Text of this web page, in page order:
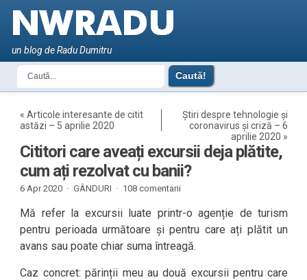
un blog de Radu Dumitru
«Articole interesante de citit
astăzi – 5 aprilie 2020
Știri despre tehnologie și
coronavirus și criză – 6
aprilie 2020 »
Cititori care aveați excursii deja plătite,
cum ați rezolvat cu banii?
6 Apr 2020 · GÂNDURI · 108 comentarii
Mă refer la excursii luate printr-o agenție de turism
pentru perioada următoare și pentru care ați plătit un
avans sau poate chiar suma întreagă.
Caz concret: părinții meu au două excursii pentru care